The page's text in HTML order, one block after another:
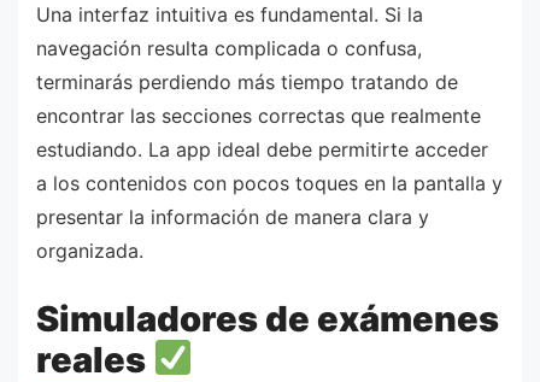
Una interfaz intuitiva es fundamental. Si la
navegación resulta complicada o confusa,
terminarás perdiendo más tiempo tratando de
encontrar las secciones correctas que realmente
estudiando. La app ideal debe permitirte acceder
a los contenidos con pocos toques en la pantalla y
presentar la información de manera clara y
organizada.
Simuladores de exámenes
reales